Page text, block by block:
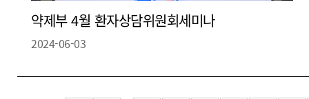
약제부 4월 환자상담위원회세미나
2024-06-03